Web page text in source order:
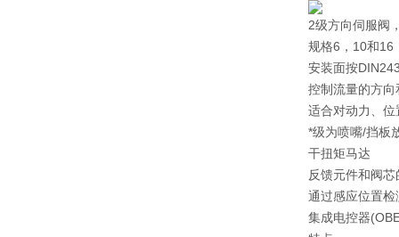
2级方向伺服阀
规格6，10和16
安装面按
控制流量的方向
适合对动力、
*级为喷嘴/挡板
干扭矩马达
反馈元件和阀
通过感应位置
集成电控器